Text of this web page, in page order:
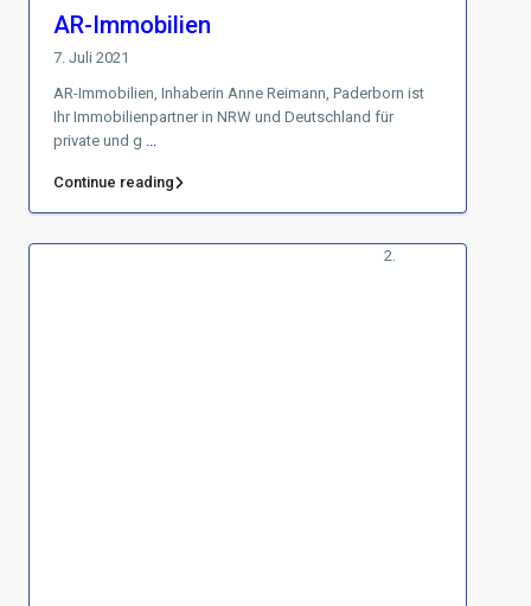
AR-Immobilien
7. Juli 2021
AR-Immobilien, Inhaberin Anne Reimann, Paderborn ist
Ihr Immobilienpartner in NRW und Deutschland für
private und g ...
Continue reading
2.